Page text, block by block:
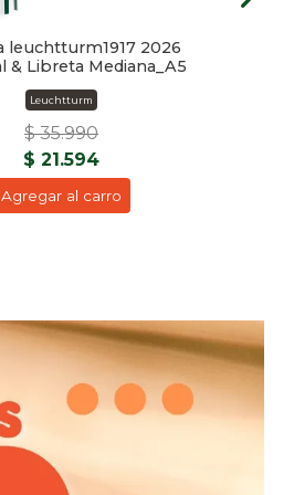
leuchtturm1917 2026
& Libreta Mediana_A5
Leuchtturm
$ 35.990
$ 21.594
Agregar al carro